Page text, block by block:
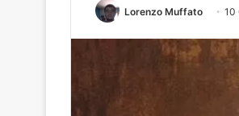
Lorenzo Muffato 10